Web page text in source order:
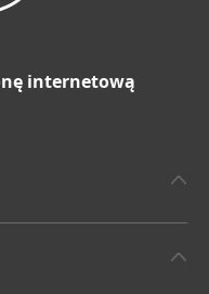
internetową